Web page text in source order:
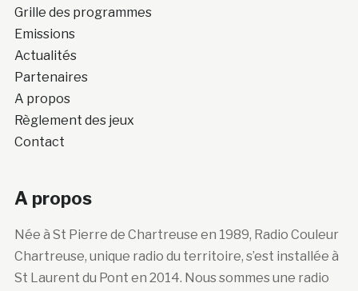
Grille des programmes
Emissions
Actualités
Partenaires
A propos
Règlement des jeux
Contact
A propos
Née à St Pierre de Chartreuse en 1989, Radio Couleur
Chartreuse, unique radio du territoire, s’est installée à
St Laurent du Pont en 2014. Nous sommes une radio